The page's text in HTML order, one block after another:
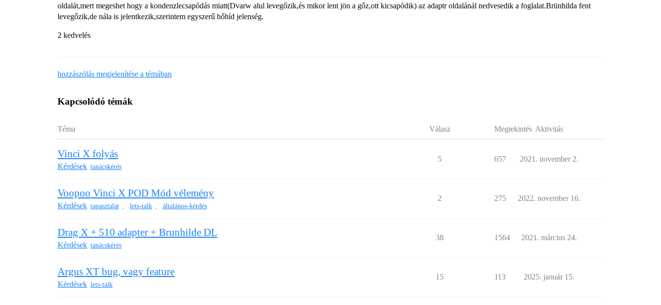
oldalát,mert megeshet hogy a kondenzlecsapódás miatt(Dvarw alul levegőzik,és mikor lent jön a gőz,ott kicsapódik) az adaptr oldalánál nedvesedik a foglalat.Brünhilda fent
levegőzik,de nála is jelentkezik,szerintem egyszerű hőhíd jelenség.
2 kedvelés
hozzászólás megjelenítése a témában
Kapcsolódó témák
Téma Válasz Megtekintés Aktivitás
Vinci X folyás
Kérdések tanácskérés
5 657 2021. november 2.
Voopoo Vinci X POD Mód vélemény
Kérdések tapasztalat , lets-talk , általános-kérdés
2 275 2022. november 16.
Drag X + 510 adapter + Brunhilde DL
Kérdések tanácskérés
38 1564 2021. március 24.
Argus XT bug, vagy feature
Kérdések lets-talk
15 113 2025. január 15.